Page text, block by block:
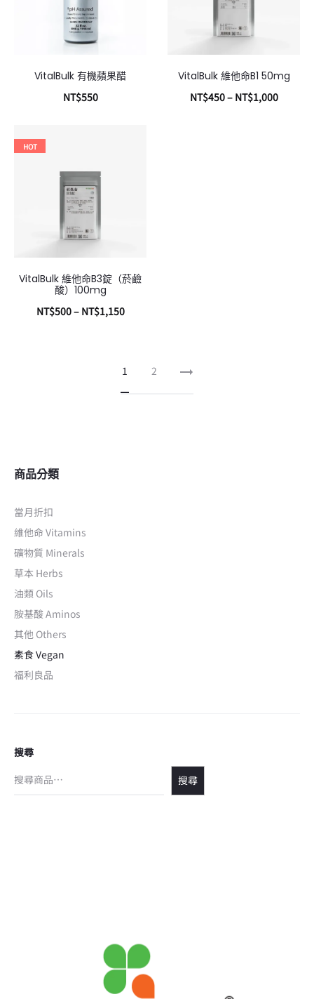
VitalBulk 有機蘋果醋
NT$550
VitalBulk 維他命B1 50mg
NT$450– NT$1,000
HOT
VitalBulk 維他命B3錠（菸鹼
酸）100mg
NT$500– NT$1,150
1 2
商品分類
當月折扣
維他命 Vitamins
礦物質 Minerals
草本 Herbs
油類 Oils
胺基酸 Aminos
其他 Others
素食 Vegan
福利良品
搜尋
搜尋